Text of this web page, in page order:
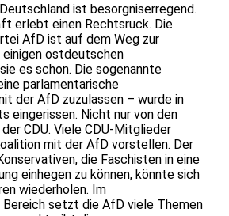
ist besorgniserregend.
erlebt einen Rechtsruck. Die
AfD ist auf dem Weg zur
ostdeutschen
es schon. Die sogenannte
parlamentarische
der AfD zuzulassen – wurde in
eingerissen. Nicht nur von den
CDU. Viele CDU-Mitglieder
mit der AfD vorstellen. Der
die Faschisten in eine
einhegen zu können, könnte sich
wiederholen. Im
Bereich setzt die AfD viele Themen